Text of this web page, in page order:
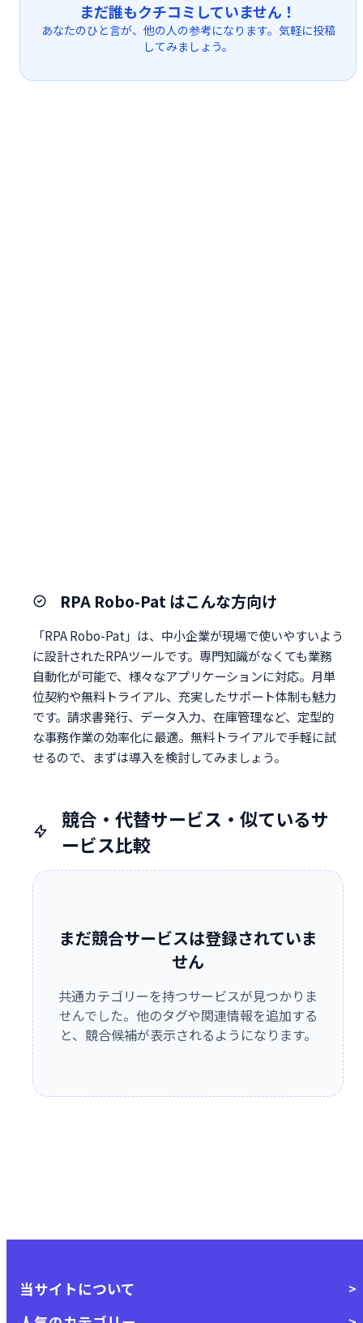
まだ誰もクチコミしていません！
あなたのひと言が、他の人の参考になります。気軽に投稿
してみましょう。
RPA Robo-Pat はこんな方向け
「RPA Robo-Pat」は、中小企業が現場で使いやすいよう
に設計されたRPAツールです。専門知識がなくても業務
自動化が可能で、様々なアプリケーションに対応。月単
位契約や無料トライアル、充実したサポート体制も魅力
です。請求書発行、データ入力、在庫管理など、定型的
な事務作業の効率化に最適。無料トライアルで手軽に試
せるので、まずは導入を検討してみましょう。
競合・代替サービス・似ているサ
ービス比較
まだ競合サービスは登録されていま
せん
共通カテゴリーを持つサービスが見つかりま
せんでした。他のタグや関連情報を追加する
と、競合候補が表示されるようになります。
当サイトについて